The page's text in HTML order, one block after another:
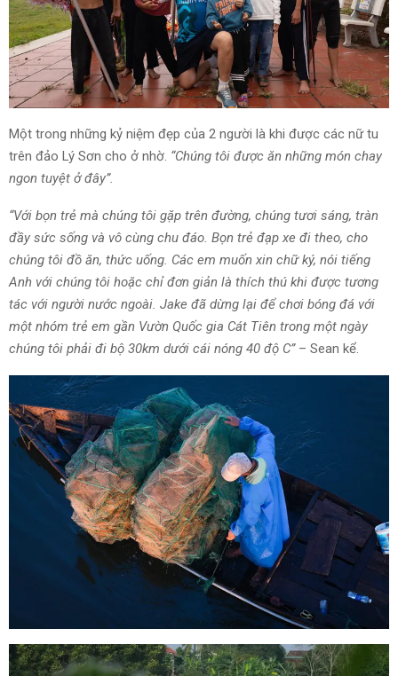
Một trong những kỷ niệm đẹp của 2 người là khi được các nữ tu
trên đảo Lý Sơn cho ở nhờ. “Chúng tôi được ăn những món chay
ngon tuyệt ở đây”.
“Với bọn trẻ mà chúng tôi gặp trên đường, chúng tươi sáng, tràn
đầy sức sống và vô cùng chu đáo. Bọn trẻ đạp xe đi theo, cho
chúng tôi đồ ăn, thức uống. Các em muốn xin chữ ký, nói tiếng
Anh với chúng tôi hoặc chỉ đơn giản là thích thú khi được tương
tác với người nước ngoài. Jake đã dừng lại để chơi bóng đá với
một nhóm trẻ em gần Vườn Quốc gia Cát Tiên trong một ngày
chúng tôi phải đi bộ 30km dưới cái nóng 40 độ C”– Sean kể.